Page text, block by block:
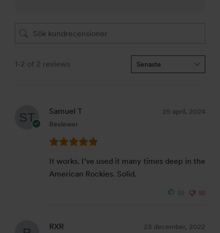
1-2 of 2 reviews
Samuel T
Reviewer
25 april, 2024
It works. I’ve used it many times deep in the
American Rockies. Solid.
(0) (0)
RXR 23 december, 2022